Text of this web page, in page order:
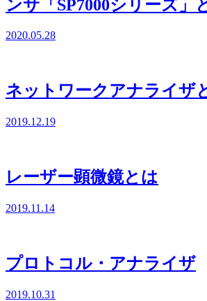
ンサ「SP7000シリーズ」
2020.05.28
ネットワークアナライザ
2019.12.19
レーザー顕微鏡とは
2019.11.14
プロトコル・アナライザ
2019.10.31